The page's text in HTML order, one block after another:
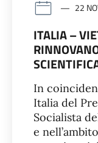
22
ITALIA –
In
Italia del
Socialista
e